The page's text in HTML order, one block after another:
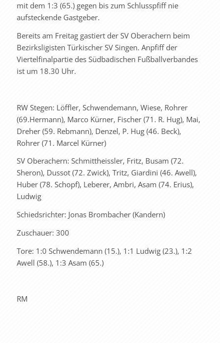
mit dem 1:3 (65.) gegen bis zum Schlusspfiff nie
aufsteckende Gastgeber.
Bereits am Freitag gastiert der SV Oberachern beim
Bezirksligisten Türkischer SV Singen. Anpfiff der
Viertelfinalpartie des Südbadischen Fußballverbandes
ist um 18.30 Uhr.
RW Stegen: Löffler, Schwendemann, Wiese, Rohrer
(69.Hermann), Marco Kürner, Fischer (71. R. Hug), Mai,
Dreher (59. Rebmann), Denzel, P. Hug (46. Beck),
Rohrer (71. Marcel Kürner)
SV Oberachern: Schmittheissler, Fritz, Busam (72.
Sheron), Dussot (72. Zwick), Tritz, Giardini (46. Awell),
Huber (78. Schopf), Leberer, Ambri, Asam (74. Erius),
Ludwig
Schiedsrichter: Jonas Brombacher (Kandern)
Zuschauer: 300
Tore: 1:0 Schwendemann (15.), 1:1 Ludwig (23.), 1:2
Awell (58.), 1:3 Asam (65.)
RM